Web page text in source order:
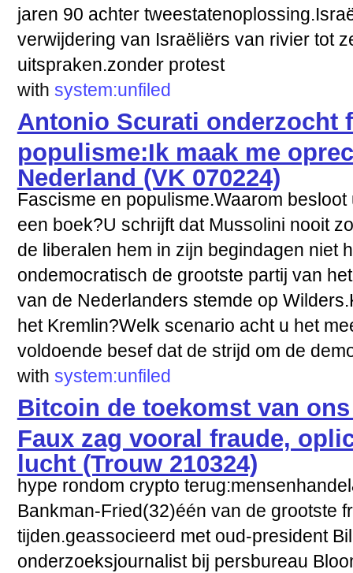
jaren 90 achter
verwijdering van Israëliërs van rivier tot
uitspraken.zonder protest
with system:unfiled
Antonio Scurati onderzocht
populisme:Ik maak me
Nederland (VK 070224)
Fascisme en populisme.Waarom
een boek?U schrijft dat Mussolini nooit
de liberalen hem in zijn begindagen niet
ondemocratisch de grootste partij van
van de Nederlanders stemde op
het Kremlin?Welk scenario acht u het
voldoende besef dat de strijd om de
with system:unfiled
Bitcoin de toekomst van
Faux zag vooral fraude,
lucht (Trouw 210324)
hype rondom crypto
Bankman-Fried(32)één van de grootste
tijden.geassocieerd met oud-president
onderzoeksjournalist bij persbureau